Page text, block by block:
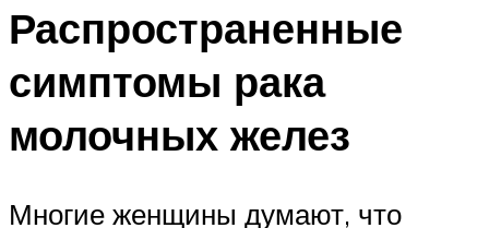
Распространенные
симптомы рака
молочных желез
Многие женщины думают, что